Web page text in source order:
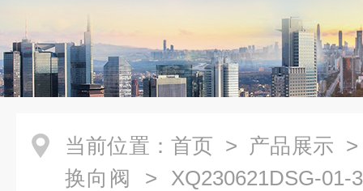
当前位置： 首页 > 产品展示
换向阀 > XQ230621DSG-01-